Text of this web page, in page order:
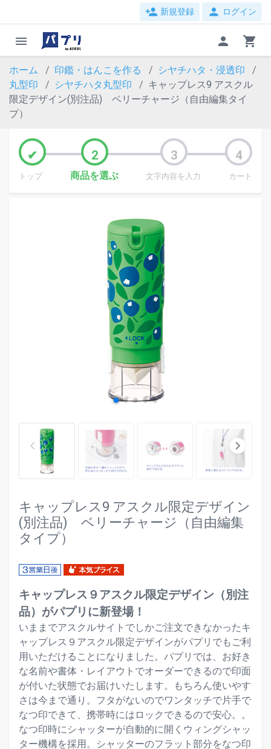
person_add 新規登録 person ログイン
menu person shopping_cart
ホーム 印鑑・はんこを作る
シヤチハタ・浸透印
丸型印
シヤチハタ丸型印
キャップレス9 アスクル
限定デザイン(別注品) ベリーチャージ（自由編集タイ
プ）
トップ 商品を選ぶ 文字内容を入力 カート
keyboard_arrow_left keyboard_arrow_right
キャップレス9 アスクル限定デザイン
(別注品) ベリーチャージ（自由編集
タイプ）
キャップレス９アスクル限定デザイン（別注
品）がパプリに新登場！
いままでアスクルサイトでしかご注文できなかったキ
ャップレス９アスクル限定デザインがパプリでもご利
用いただけることになりました。パプリでは、お好き
な名前や書体・レイアウトでオーダーできるので印面
が付いた状態でお届けいたします。もちろん使いやす
さは今まで通り。フタがないのでワンタッチで片手で
なつ印できて、携帯時にはロックできるので安心。。
なつ印時にシャッターが自動的に開くウィングシャッ
ター機構を採用。シャッターのフラット部分をなつ印